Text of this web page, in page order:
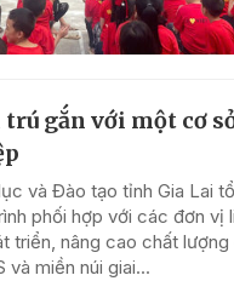
gắn với một cơ
và Đào tạo tỉnh Gia Lai
phối hợp với các đơn vị
triển, nâng cao chất
và miền núi giai...